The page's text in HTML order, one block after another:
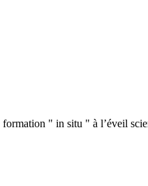
" in situ " à l’éveil